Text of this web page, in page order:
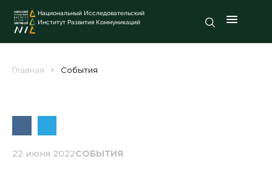
Национальный Исследовательский
Институт Развития Коммуникаций
Главная События
22 июня 2022СОБЫТИЯ